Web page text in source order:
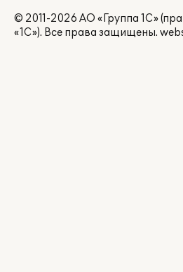
© 2011-2026 АО «Группа 1С»
«1С»). Все права защищены.